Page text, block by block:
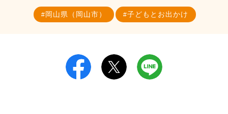
岡山県（岡山市） 子どもとお出かけ